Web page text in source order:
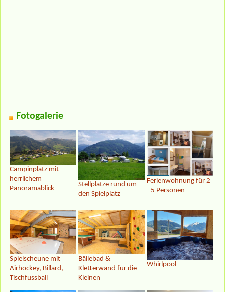
Fotogalerie
Campinplatz mit
herrlichem
Panoramablick
Stellplätze rund um
den Spielplatz
Ferienwohnung für 2
- 5 Personen
Spielscheune mit
Airhockey, Billard,
Tischfussball
Bällebad &
Kletterwand für die
Kleinen
Whirlpool